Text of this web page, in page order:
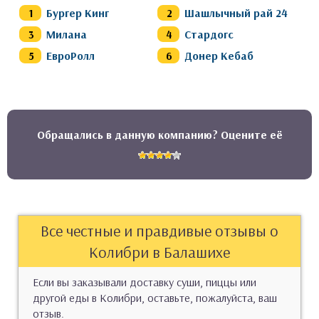
Бургер Кинг
Шашлычный рай 24
Милана
Стардогс
ЕвроРолл
Донер Кебаб
Обращались в данную компанию? Оцените её
Все честные и правдивые отзывы о
Колибри в Балашихе
Если вы заказывали доставку суши, пиццы или
другой еды в Колибри, оставьте, пожалуйста, ваш
отзыв.